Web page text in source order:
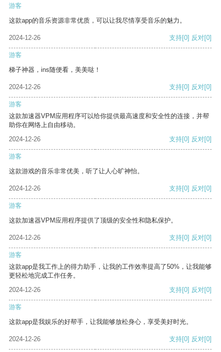
游客
这款app的音乐资源非常优质，可以让我尽情享受音乐的魅力。
2024-12-26 支持[0] 反对[0]
游客
梯子神器，ins随便看，美美哒！
2024-12-26 支持[0] 反对[0]
游客
这款加速器VPM应用程序可以给你提供最高速度和安全性的连接，并帮
助你在网络上自由移动。
2024-12-26
支持[0] 反对[0]
游客
这款游戏的音乐非常优美，听了让人心旷神怡。
2024-12-26 支持[0] 反对[0]
游客
这款加速器VPM应用程序提供了顶级的安全性和隐私保护。
2024-12-26 支持[0] 反对[0]
游客
这款app是我工作上的得力助手，让我的工作效率提高了50%，让我能够
更轻松地完成工作任务。
2024-12-26
支持[0] 反对[0]
游客
这款app是我娱乐的好帮手，让我能够放松身心，享受美好时光。
2024-12-26 支持[0] 反对[0]